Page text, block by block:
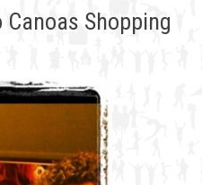
Shopping